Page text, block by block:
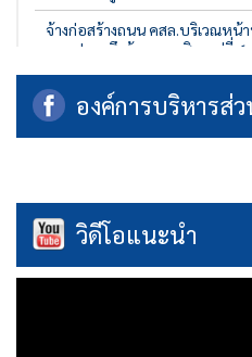
องค์การบริหารส่
วิดีโอแนะนำ